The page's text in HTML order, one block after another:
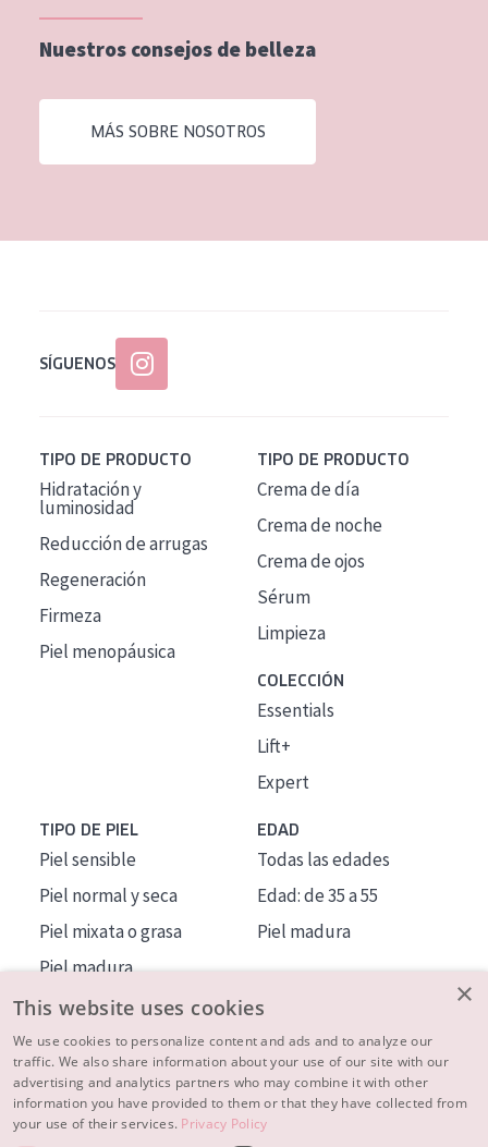
Piel mixata o grasa
Piel madura
Piel expuesta al sol
Piel menopáusica
Todas las edades
Nuestros consejos de belleza
MÁS SOBRE NOSOTROS
SÍGUENOS
TIPO DE PRODUCTO
Hidratación y
luminosidad
Reducción de arrugas
Regeneración
Firmeza
Piel menopáusica
TIPO DE PRODUCTO
Crema de día
Crema de noche
Crema de ojos
Sérum
Limpieza
COLECCIÓN
Essentials
Lift+
Expert
TIPO DE PIEL
Piel sensible
Piel normal y seca
Piel mixata o grasa
Piel madura
Piel expuesta al sol
Piel menopáusica
EDAD
Todas las edades
Edad: de 35 a 55
Piel madura
MÁS SOBRE NOSOTROS
INSPIRACIÓN
×
This website uses cookies
We use cookies to personalize content and ads and to analyze our
traffic. We also share information about your use of our site with our
advertising and analytics partners who may combine it with other
information you have provided to them or that they have collected from
your use of their services. Privacy Policy